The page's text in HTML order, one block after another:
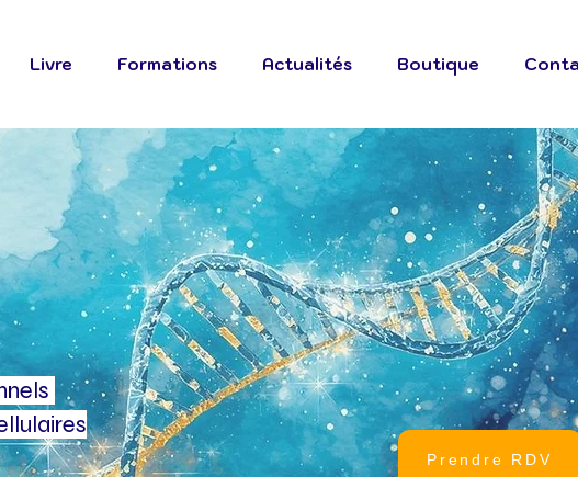
Livre Formations Actualités Boutique
énergétiques
Prendre RDV